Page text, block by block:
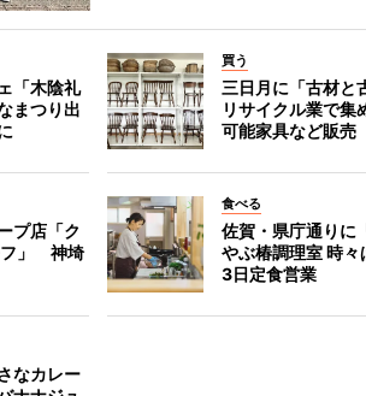
「木陰礼
まつり出
買う
三日月に「古材
リサイクル業で集
可能家具など販売
プ店「ク
フ」 神埼
食べる
佐賀・県庁通りに
やぶ椿調理室 時
3日定食営業
なカレー